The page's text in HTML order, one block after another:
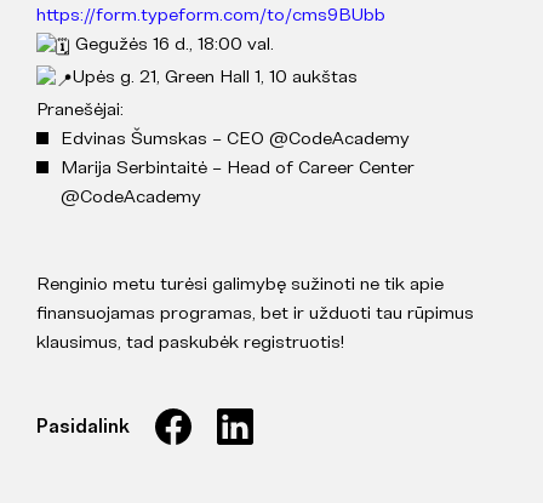
https://form.typeform.com/to/cms9BUbb
Gegužės 16 d., 18:00 val.
Upės g. 21, Green Hall 1, 10 aukštas
Pranešėjai:
Edvinas Šumskas – CEO @CodeAcademy
Marija Serbintaitė – Head of Career Center
@CodeAcademy
Renginio metu turėsi galimybę sužinoti ne tik apie
finansuojamas programas, bet ir užduoti tau rūpimus
klausimus, tad paskubėk registruotis!
Pasidalink